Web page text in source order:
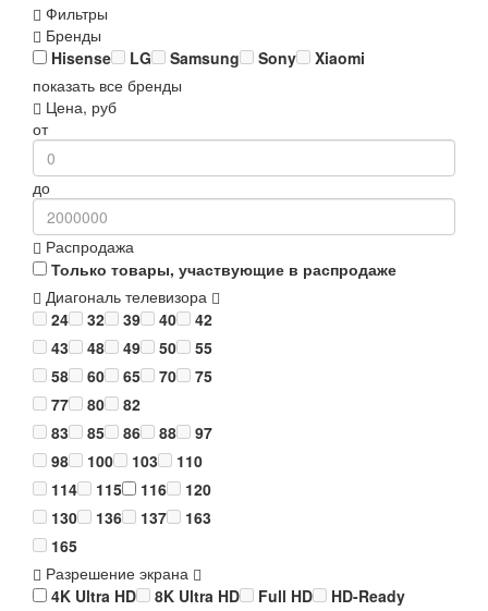
Фильтры
Бренды
Hisense
LG Samsung Sony
Xiaomi
показать все бренды
Цена, руб
от
до
Распродажа
Только товары, участвующие в распродаже
Диагональ телевизора
24
32 39 40
42
43
48 49 50
55
58
60 65 70
75
77
80
82
83
85 86 88
97
98
100 103
110
114
115 116
120
130
136 137
163
165
Разрешение экрана
4K Ultra HD
8K Ultra HD Full HD
HD-Ready